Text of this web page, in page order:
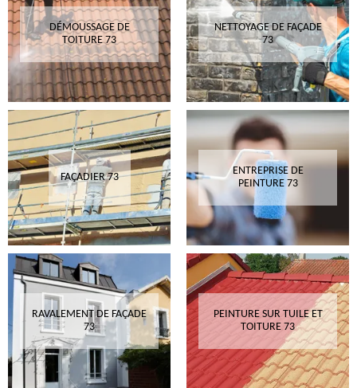
DÉMOUSSAGE DE
TOITURE 73
NETTOYAGE DE FAÇADE
73
FAÇADIER 73
ENTREPRISE DE
PEINTURE 73
RAVALEMENT DE FAÇADE
73
PEINTURE SUR TUILE ET
TOITURE 73